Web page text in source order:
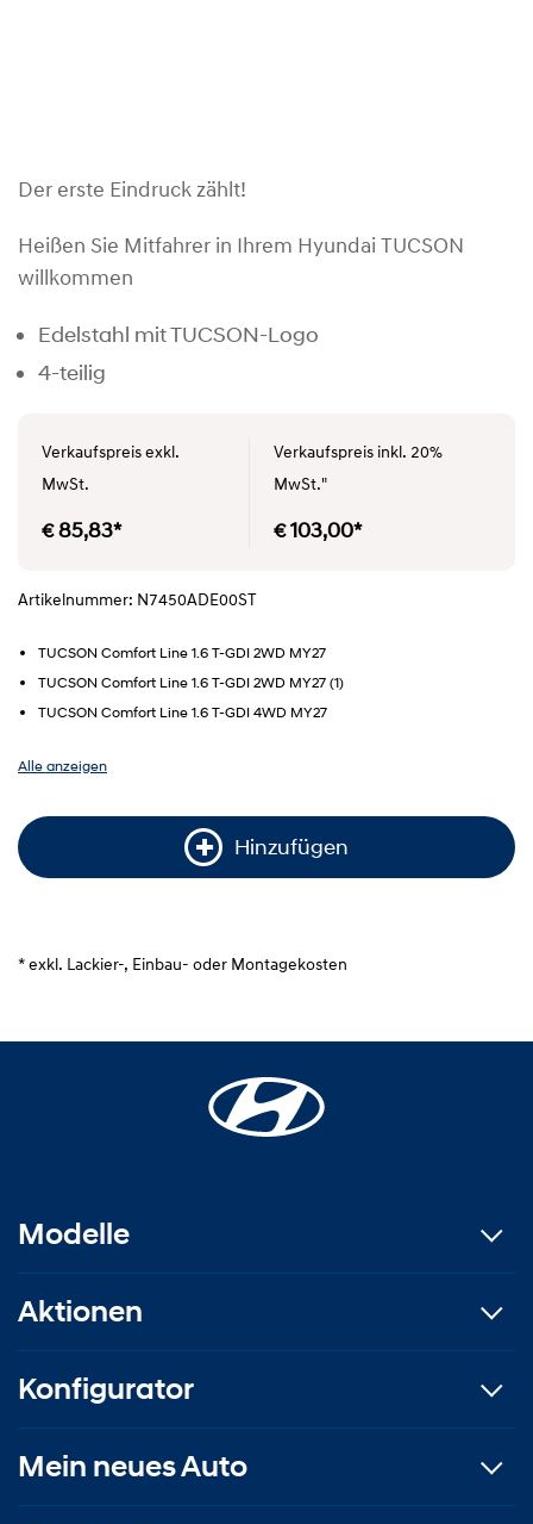
Der erste Eindruck zählt!
Heißen Sie Mitfahrer in Ihrem Hyundai TUCSON
willkommen
Edelstahl mit TUCSON-Logo
4-teilig
Verkaufspreis exkl.
MwSt.
€ 85,83*
Verkaufspreis inkl. 20%
MwSt."
€ 103,00*
Artikelnummer: N7450ADE00ST
TUCSON Comfort Line 1.6 T-GDI 2WD MY27
TUCSON Comfort Line 1.6 T-GDI 2WD MY27 (1)
TUCSON Comfort Line 1.6 T-GDI 4WD MY27
Alle anzeigen
Hinzufügen
* exkl. Lackier-, Einbau- oder Montagekosten
Modelle
Aktionen
Konfigurator
Mein neues Auto